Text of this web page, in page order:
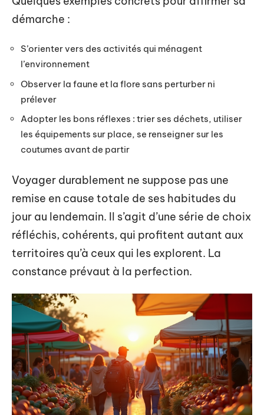
démarche :
S’orienter vers des activités qui ménagent
l’environnement
Observer la faune et la flore sans perturber ni
prélever
Adopter les bons réflexes : trier ses déchets, utiliser
les équipements sur place, se renseigner sur les
coutumes avant de partir
Voyager durablement ne suppose pas une
remise en cause totale de ses habitudes du
jour au lendemain. Il s’agit d’une série de choix
réfléchis, cohérents, qui profitent autant aux
territoires qu’à ceux qui les explorent. La
constance prévaut à la perfection.